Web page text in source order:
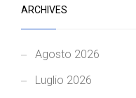
ARCHIVES
Agosto 2026
Luglio 2026